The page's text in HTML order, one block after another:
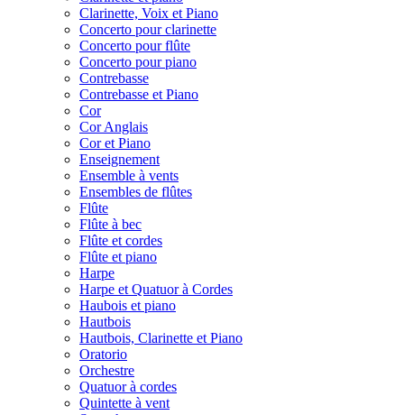
Clarinette, Voix et Piano
Concerto pour clarinette
Concerto pour flûte
Concerto pour piano
Contrebasse
Contrebasse et Piano
Cor
Cor Anglais
Cor et Piano
Enseignement
Ensemble à vents
Ensembles de flûtes
Flûte
Flûte à bec
Flûte et cordes
Flûte et piano
Harpe
Harpe et Quatuor à Cordes
Haubois et piano
Hautbois
Hautbois, Clarinette et Piano
Oratorio
Orchestre
Quatuor à cordes
Quintette à vent